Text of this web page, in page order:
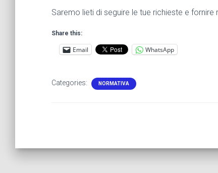
Saremo lieti di seguire le tue richieste e
Share this:
Email WhatsApp
Categories: NORMATIVA